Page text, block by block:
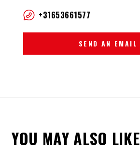
+31653661577
SEND AN EMAIL
YOU MAY ALSO LIKE